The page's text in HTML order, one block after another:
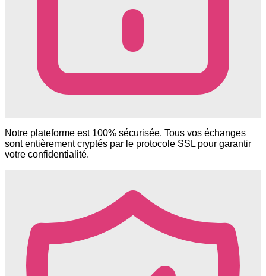
Notre plateforme est 100% sécurisée. Tous vos échanges
sont entièrement cryptés par le protocole SSL pour garantir
votre confidentialité.